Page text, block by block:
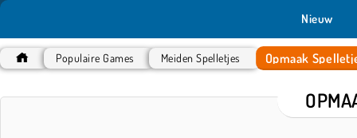
Nieuw
Populaire Games Meiden Spelletjes Opmaak